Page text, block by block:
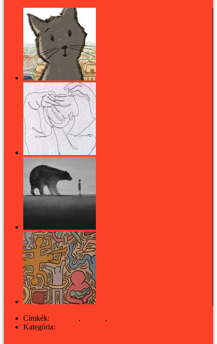
Címkék: , ,
Kategória: